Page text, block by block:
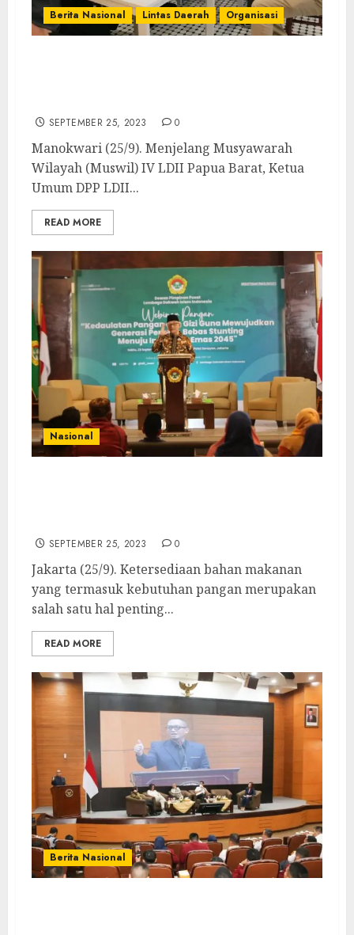
Berita Nasional Lintas Daerah Organisasi
SEPTEMBER 25, 2023 0
Manokwari (25/9). Menjelang Musyawarah
Wilayah (Muswil) IV LDII Papua Barat, Ketua
Umum DPP LDII...
READ MORE
Nasional
SEPTEMBER 25, 2023 0
Jakarta (25/9). Ketersediaan bahan makanan
yang termasuk kebutuhan pangan merupakan
salah satu hal penting...
READ MORE
Berita Nasional